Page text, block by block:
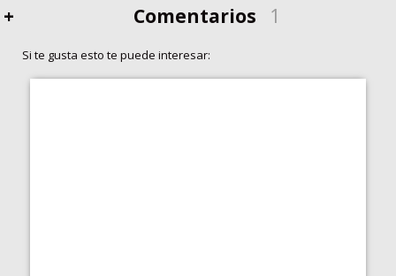
+ Comentarios 1
Si te gusta esto te puede interesar: